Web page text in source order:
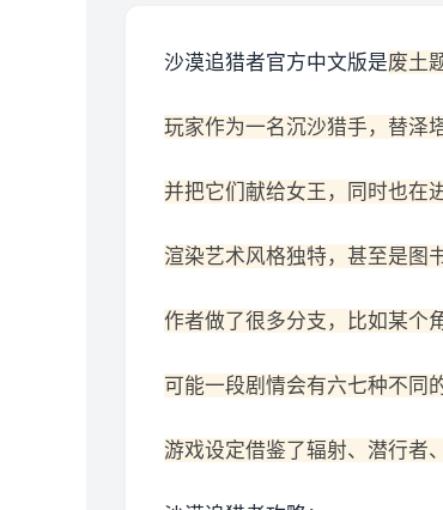
沙漠追猎者官方中文版是废土
玩家作为一名沉沙猎手，替泽
并把它们献给女王，同时也在
渲染艺术风格独特，甚至是图
作者做了很多分支，比如某个
可能一段剧情会有六七种不同
游戏设定借鉴了辐射、潜行者